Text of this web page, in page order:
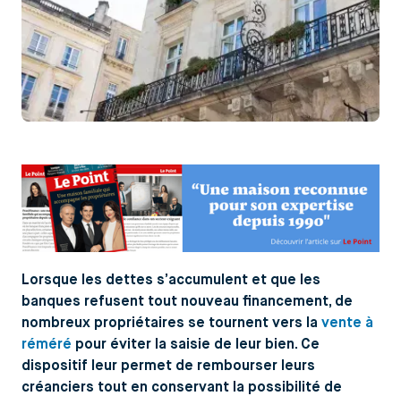
Lorsque les dettes s’accumulent et que les
banques refusent tout nouveau financement, de
nombreux propriétaires se tournent vers la vente à
réméré pour éviter la saisie de leur bien. Ce
dispositif leur permet de rembourser leurs
créanciers tout en conservant la possibilité de